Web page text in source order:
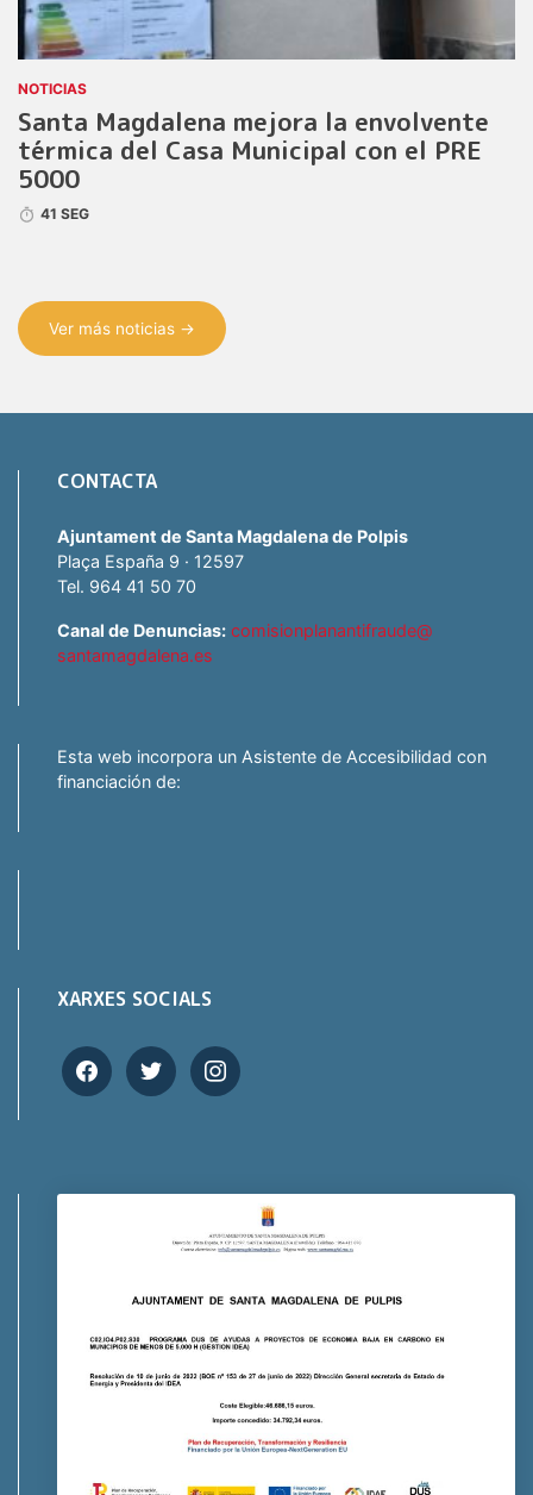
NOTICIAS
Santa Magdalena mejora la envolvente
térmica del Casa Municipal con el PRE
5000
41 SEG
Ver más noticias →
CONTACTA
Ajuntament de Santa Magdalena de Polpis
Plaça España 9 · 12597
Tel. 964 41 50 70
Canal de Denuncias: comisionplanantifraude@
santamagdalena.es
Esta web incorpora un Asistente de Accesibilidad con
financiación de:
XARXES SOCIALS
facebooktwitter instagram